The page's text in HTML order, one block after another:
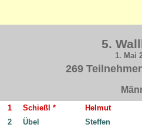
5.
1. Mai
269
1 Schießl *
Helmut
2
Übel
Steffen